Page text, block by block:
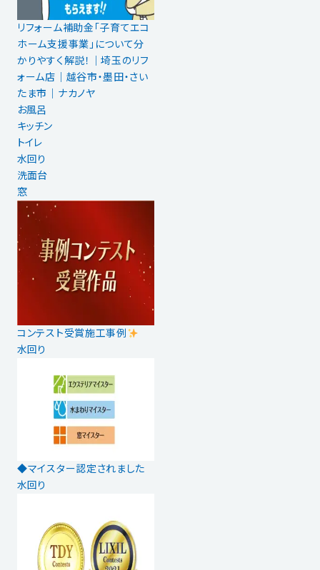
リフォーム補助金「子育てエコ
ホーム支援事業」について分
かりやすく解説！｜埼玉のリフ
ォーム店｜越谷市・墨田・さい
たま市｜ナカノヤ
お風呂
キッチン
トイレ
水回り
洗面台
窓
コンテスト受賞施工事例
水回り
◆マイスター認定されました
水回り